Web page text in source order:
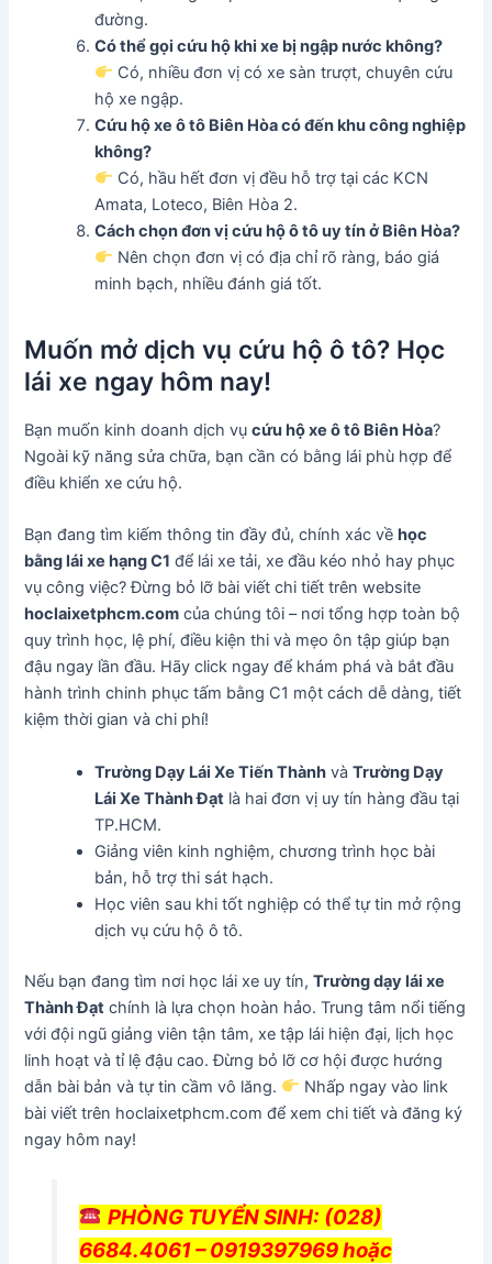
đường.
Có thể gọi cứu hộ khi xe bị ngập nước không?
Có, nhiều đơn vị có xe sàn trượt, chuyên cứu
hộ xe ngập.
Cứu hộ xe ô tô Biên Hòa có đến khu công nghiệp
không?
Có, hầu hết đơn vị đều hỗ trợ tại các KCN
Amata, Loteco, Biên Hòa 2.
Cách chọn đơn vị cứu hộ ô tô uy tín ở Biên Hòa?
Nên chọn đơn vị có địa chỉ rõ ràng, báo giá
minh bạch, nhiều đánh giá tốt.
Muốn mở dịch vụ cứu hộ ô tô? Học
lái xe ngay hôm nay!
Bạn muốn kinh doanh dịch vụcứu hộ xe ô tô Biên Hòa?
Ngoài kỹ năng sửa chữa, bạn cần có bằng lái phù hợp để
điều khiển xe cứu hộ.
Bạn đang tìm kiếm thông tin đầy đủ, chính xác về học
bằng lái xe hạng C1 để lái xe tải, xe đầu kéo nhỏ hay phục
vụ công việc? Đừng bỏ lỡ bài viết chi tiết trên website
hoclaixetphcm.com của chúng tôi – nơi tổng hợp toàn bộ
quy trình học, lệ phí, điều kiện thi và mẹo ôn tập giúp bạn
đậu ngay lần đầu. Hãy click ngay để khám phá và bắt đầu
hành trình chinh phục tấm bằng C1 một cách dễ dàng, tiết
kiệm thời gian và chi phí!
Trường Dạy Lái Xe Tiến Thành vàTrường Dạy
Lái Xe Thành Đạt là hai đơn vị uy tín hàng đầu tại
TP.HCM.
Giảng viên kinh nghiệm, chương trình học bài
bản, hỗ trợ thi sát hạch.
Học viên sau khi tốt nghiệp có thể tự tin mở rộng
dịch vụ cứu hộ ô tô.
Nếu bạn đang tìm nơi học lái xe uy tín,Trường dạy lái xe
Thành Đạt chính là lựa chọn hoàn hảo. Trung tâm nổi tiếng
với đội ngũ giảng viên tận tâm, xe tập lái hiện đại, lịch học
linh hoạt và tỉ lệ đậu cao. Đừng bỏ lỡ cơ hội được hướng
dẫn bài bản và tự tin cầm vô lăng.
Nhấp ngay vào link
bài viết trên hoclaixetphcm.com để xem chi tiết và đăng ký
ngay hôm nay!
PHÒNG TUYỂN SINH: (028)
6684.4061 – 0919397969 hoặc